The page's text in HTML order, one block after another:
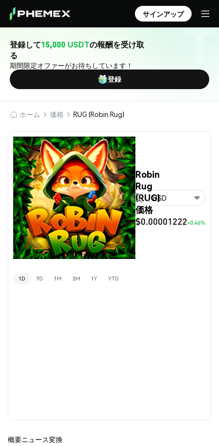
サインアップ
登録して15,000 USDTの報酬を受け取
る
期間限定オファーがお待ちしています！
登録
ホーム 価格 RUG (Robin Rug)
Robin
Rug
(RUG)
価格
$0.00001222+0.46%
USD
1D 7D 1M 3M 1Y YTD
概要ニュース変換